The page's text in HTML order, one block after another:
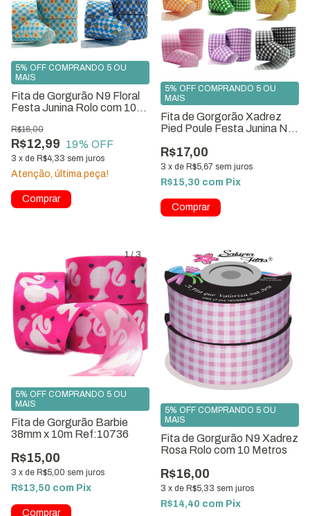
Fita de Gorgurão N9 Floral
Festa Junina Rolo com 10
R$12,99
R$16,00
19% OFF
3 x de R$4,33 sem juros
5% OFF COMPRANDO 5 OU
MAIS
Atenção, última peça!
Comprar
Fita de Gorgorão Xadrez
Pied Poule Festa Junina N9
R$17,00
3 x de R$5,67 sem juros
5% OFF COMPRANDO 5 OU
MAIS
R$15,30 com Pix
Comprar
1/3
Fita de Gorgurão Barbie
38mm x 10m Ref:10736
R$15,00
3 x de R$5,00 sem juros
5% OFF COMPRANDO 5 OU
MAIS
R$13,50 com Pix
Fita de Gorgurão N9 Xadrez
Rosa Rolo com 10 Metros
R$16,00
3 x de R$5,33 sem juros
5% OFF COMPRANDO 5 OU
MAIS
R$14,40 com Pix